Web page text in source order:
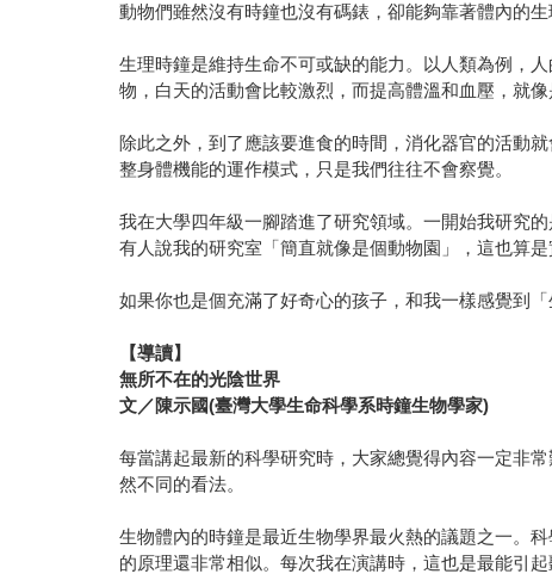
動物們雖然沒有時鐘也沒有碼錶，卻能夠靠著體內的
生理時鐘是維持生命不可或缺的能力。以人類為例，
物，白天的活動會比較激烈，而提高體溫和血壓，就像
除此之外，到了應該要進食的時間，消化器官的活動
整身體機能的運作模式，只是我們往往不會察覺。
我在大學四年級一腳踏進了研究領域。一開始我研究
有人說我的研究室「簡直就像是個動物園」，這也算
如果你也是個充滿了好奇心的孩子，和我一樣感覺到
【導讀】
無所不在的光陰世界
文／陳示國(臺灣大學生命科學系時鐘生物學家)
每當講起最新的科學研究時，大家總覺得內容一定非
然不同的看法。
生物體內的時鐘是最近生物學界最火熱的議題之一。
的原理還非常相似。每次我在演講時，這也是最能引